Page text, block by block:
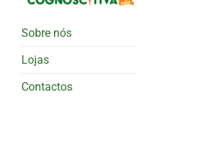
Sobre nós
Lojas
Contactos